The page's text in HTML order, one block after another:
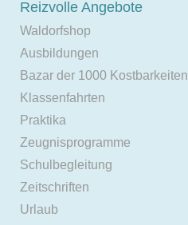
Reizvolle Angebote
Waldorfshop
Ausbildungen
Bazar der 1000 Kostbarkeiten
Klassenfahrten
Praktika
Zeugnisprogramme
Schulbegleitung
Zeitschriften
Urlaub